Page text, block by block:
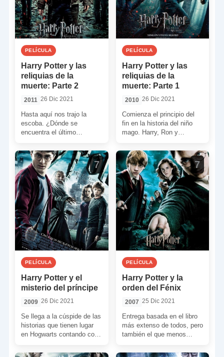
PELÍCULA
Harry Potter y las
reliquias de la
muerte: Parte 2
2011 26 Dic 2021
Hasta aquí nos trajo la
escoba. ¿Dónde se
encuentra el último
ser de otro modo en […]
PELÍCULA
Harry Potter y las
reliquias de la
muerte: Parte 1
2010 26 Dic 2021
Comienza el principio del
fin en la historia del niño
mago. Harry, Ron y
Hogwarts en […]
7
PELÍCULA
Harry Potter y el
misterio del príncipe
2009 26 Dic 2021
Se llega a la cúspide de las
historias que tienen lugar
en Hogwarts contando con
[…]
7
PELÍCULA
Harry Potter y la
orden del Fénix
2007 25 Dic 2021
Entrega basada en el libro
más extenso de todos, pero
también el que menos
Aunque la película pueda